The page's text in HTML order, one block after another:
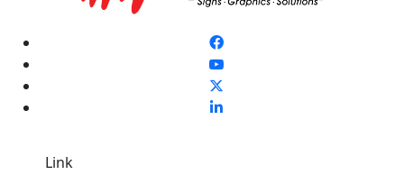
Link